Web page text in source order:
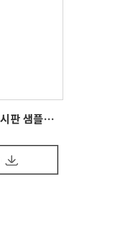
서울대학교 간행물 게시판 샘플입니다